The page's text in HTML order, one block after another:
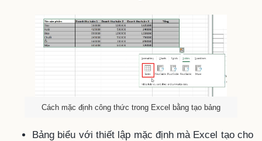
Cách mặc định công thức trong Excel bằng tạo bảng
Bảng biểu với thiết lập mặc định mà Excel tạo cho